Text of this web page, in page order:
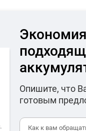
Опишите, что
готовым